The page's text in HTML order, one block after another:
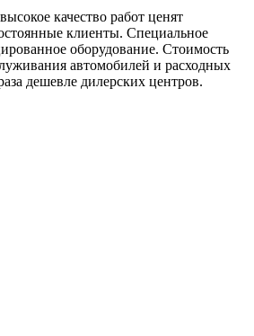
качество работ ценят
клиенты. Специальное
оборудование. Стоимость
автомобилей и расходных
дешевле дилерских центров.